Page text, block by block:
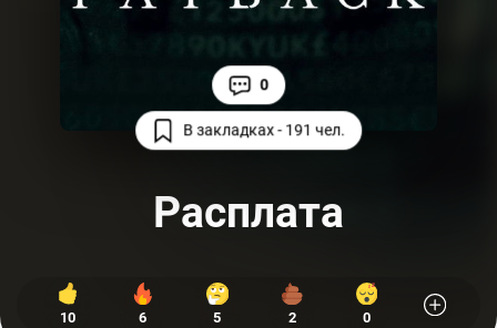
В закладках - 191 чел.
0
Расплата
10 6 5 2 0